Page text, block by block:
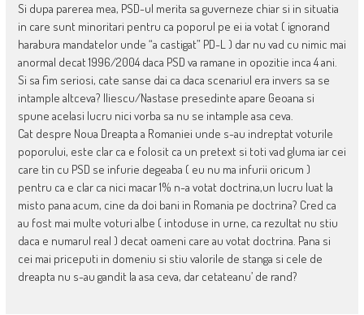
Si dupa parerea mea, PSD-ul merita sa guverneze chiar si in situatia
in care sunt minoritari pentru ca poporul pe ei ia votat ( ignorand
harabura mandatelor unde “a castigat” PD-L ) dar nu vad cu nimic mai
anormal decat 1996/2004 daca PSD va ramane in opozitie inca 4 ani.
Si sa fim seriosi, cate sanse dai ca daca scenariul era invers sa se
intample altceva? Iliescu/Nastase presedinte apare Geoana si
spune acelasi lucru nici vorba sa nu se intample asa ceva.
Cat despre Noua Dreapta a Romaniei unde s-au indreptat voturile
poporului, este clar ca e folosit ca un pretext si toti vad gluma iar cei
care tin cu PSD se infurie degeaba ( eu nu ma infurii oricum )
pentru ca e clar ca nici macar 1% n-a votat doctrina,un lucru luat la
misto pana acum, cine da doi bani in Romania pe doctrina? Cred ca
au fost mai multe voturi albe ( intoduse in urne, ca rezultat nu stiu
daca e numarul real ) decat oameni care au votat doctrina. Pana si
cei mai priceputi in domeniu si stiu valorile de stanga si cele de
dreapta nu s-au gandit la asa ceva, dar cetateanu’ de rand?